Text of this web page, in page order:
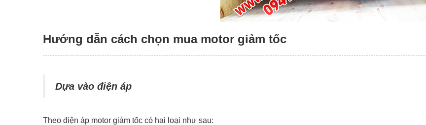
Hướng dẫn cách chọn mua motor giảm tốc
Dựa vào điện áp
Theo điện áp motor giảm tốc có hai loại như sau: